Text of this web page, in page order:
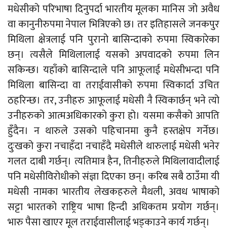
मधेसीको परिभाषा दिनुपर्दा भारतीय मूलका मानिस जो अवैध
वा कानुनीरुपमा नेपाल भित्रिएको छ। तर इतिहासले जनकपुर
मिथिला क्षेत्रलाई पनि पुरानो बासिन्दाको रुपमा स्विकारेका
छन्। त्यसैले मिथिलालाई यसको अपवादको रुपमा लिन
सकिन्छ। यहाँको बासिन्दाले पनि आफूलाई मधेसीभन्दा पनि
मिथिला बासिन्दा वा तराईवासीको रुपमा स्विकार्दा उचित
ठहरिन्छ। तर, उनीहरु आफूलाई मधेसी नै स्विकार्छन् भने त्यो
उनीहरुको आत्मअधिकारको कुरा हो। यसमा कसैको आपति
हुँदैन। न थारुले उसको पहिचानमा कुनै हस्तक्षेप गर्नेछ।
दुःखको कुरा नचाहँदा नचाहँदै मधेसीले थारुलाई मधेसी भनेर
गलत दाबी गर्छन्। त्यतिमात्र हैन, तिनीहरुले मिथिलावादीलाई
पनि मधेसीविरोधीको संज्ञा दिएका छन्। करिब सबै ठाउँमा यी
मधेसी नामका भारतीय लेखकहरुले मैथली, अवध भाषाको
सट्टा भारतको राष्ट्रिय भाषा हिन्दी अधिकतम प्रयोग गर्छन्।
भारु पैसा खाएर मूल तराईवासीलाई भड्काउने कार्य गर्छन्।